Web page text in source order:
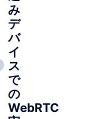
み
デ
バ
イ
ス
で
の
WebRTC